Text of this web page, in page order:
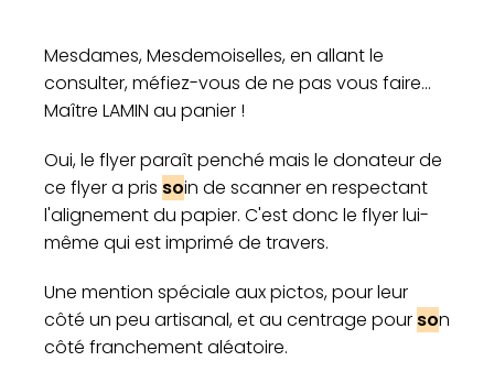
Mesdames, Mesdemoiselles, en allant le
consulter, méfiez-vous de ne pas vous faire...
Maître LAMIN au panier !
Oui, le flyer paraît penché mais le donateur de
ce flyer a pris soin de scanner en respectant
l'alignement du papier. C'est donc le flyer lui-
même qui est imprimé de travers.
Une mention spéciale aux pictos, pour leur
côté un peu artisanal, et au centrage pour son
côté franchement aléatoire.